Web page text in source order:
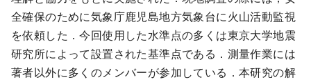
全確保のために気象庁鹿児島地方気象台に火山活動監視
を依頼した．今回使用した水準点の多くは東京大学地震
研究所によって設置された基準点である．測量作業には
著者以外に多くのメンバーが参加している．本研究の解